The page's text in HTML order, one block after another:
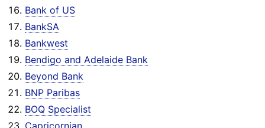
Bank of US
BankSA
Bankwest
Bendigo and Adelaide Bank
Beyond Bank
BNP Paribas
BOQ Specialist
Capricornian